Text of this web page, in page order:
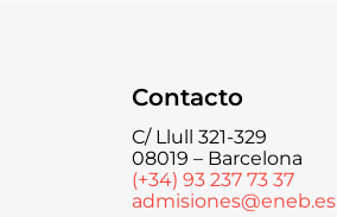
Contacto
C/ Llull 321-329
08019 – Barcelona
(+34) 93 237 73 37
admisiones@eneb.es